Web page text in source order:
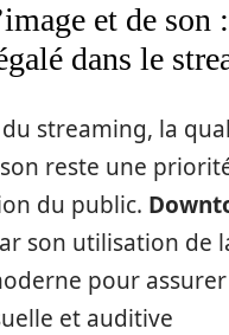
et de son
dans le
du streaming, la
son reste une
du public.
son utilisation de
pour
et auditive